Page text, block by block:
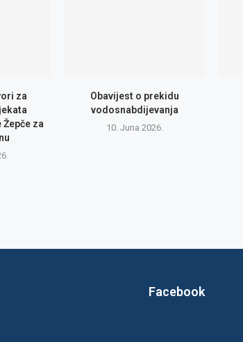
za
za
Obavijest o prekidu
vodosnabdijevanja
10. Juna 2026.
Facebook